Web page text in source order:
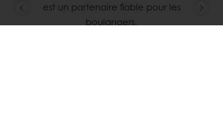
est un partenaire fiable pour les
boulangers.